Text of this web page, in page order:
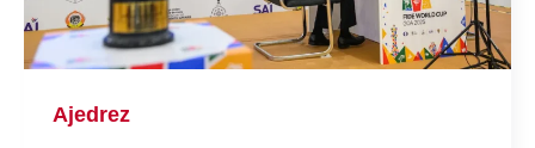
Ajedrez